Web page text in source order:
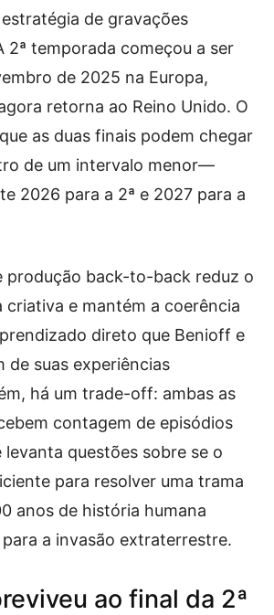
de gravações
2ª temporada começou a ser
de 2025 na Europa,
retorna ao Reino Unido. O
as duas finais podem chegar
de um intervalo menor—
2026 para a 2ª e 2027 para a
produção back-to-back reduz o
criativa e mantém a coerência
direto que Benioff e
de suas experiências
há um trade-off: ambas as
contagem de episódios
levanta questões sobre se o
para resolver uma trama
anos de história humana
a invasão extraterrestre.
ao final da 2ª